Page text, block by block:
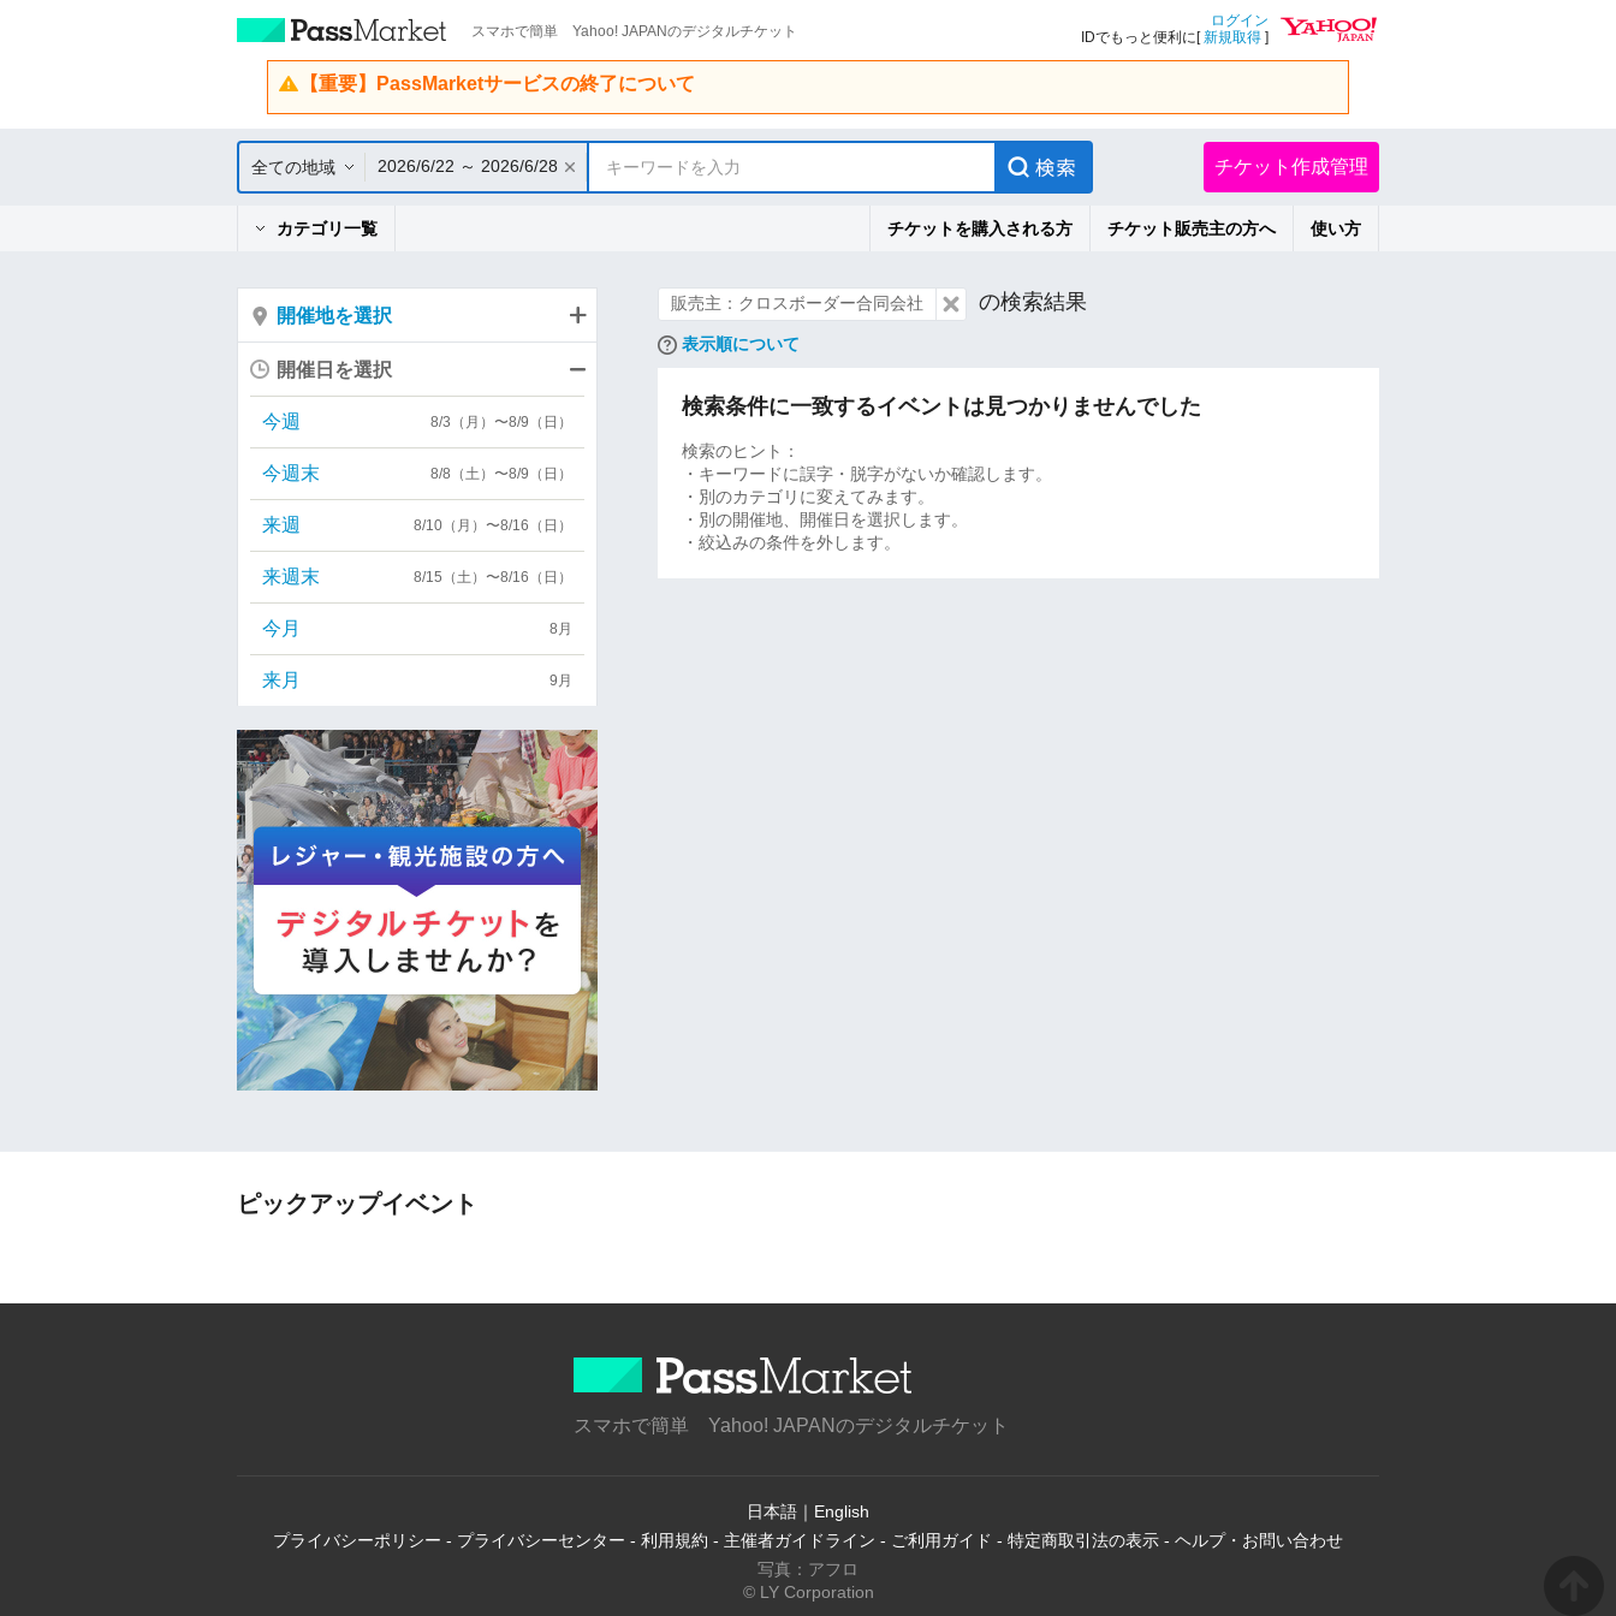
スマホで簡単 Yahoo! JAPANのデジタルチケット
ログイン
IDでもっと便利に[新規取得 ]
【重要】PassMarketサービスの終了について
全ての地域 2026/6/22 ～ 2026/6/28 キーワードを入力 チケット作成管理
カテゴリ一覧 チケットを購入される方 チケット販売主の方へ 使い方
販売主：クロスボーダー合同会社 の検索結果
表示順について
検索条件に一致するイベントは見つかりませんでした
検索のヒント：
・キーワードに誤字・脱字がないか確認します。
・別のカテゴリに変えてみます。
・別の開催地、開催日を選択します。
・絞込みの条件を外します。
開催地を選択
開催日を選択
今週 8/3（月）〜8/9（日）
今週末 8/8（土）〜8/9（日）
来週 8/10（月）〜8/16（日）
来週末 8/15（土）〜8/16（日）
今月 8月
来月 9月
ピックアップイベント
スマホで簡単 Yahoo! JAPANのデジタルチケット
日本語 ｜ English
プライバシーポリシー - プライバシーセンター - 利用規約 - 主催者ガイドライン - ご利用ガイド - 特定商取引法の表示 - ヘルプ・お問い合わせ
写真：アフロ
© LY Corporation